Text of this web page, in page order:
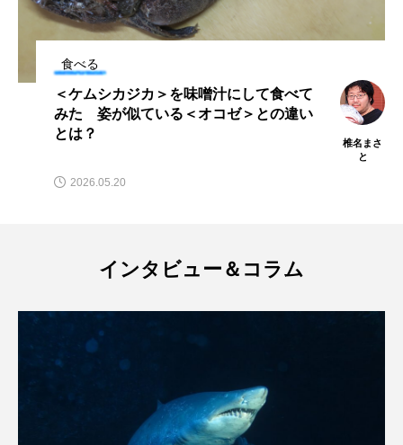
保全 健康 八景島シーパラダイス
共生 分析
剥製 動物園 化石 北の大地の水族館
外来生物
天然記念物 奈良県
食べる
健康や美容が気になる季節に＜秋鮭＞
食欲の秋にサケを食べると良い理由と
は？
百葉
2024.10.22
インタビュー＆コラム